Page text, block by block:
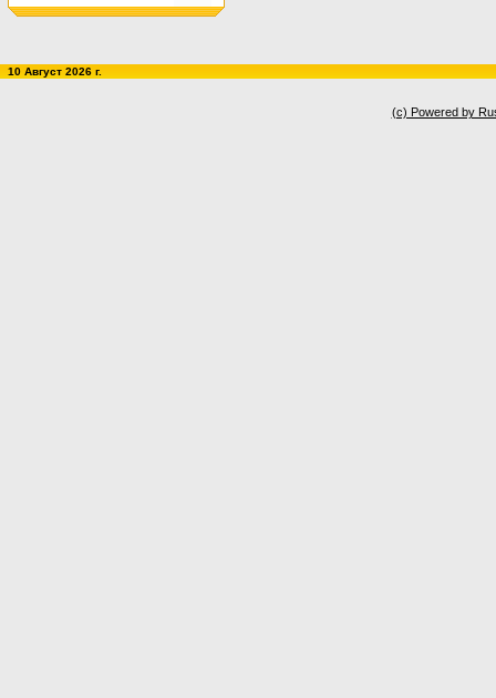
10 Август 2026 г.
(c) Powered by